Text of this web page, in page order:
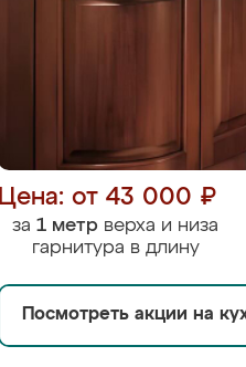
Цена: от 43 000 ₽
за 1 метр верха и низа
гарнитура в длину
Посмотреть акции на